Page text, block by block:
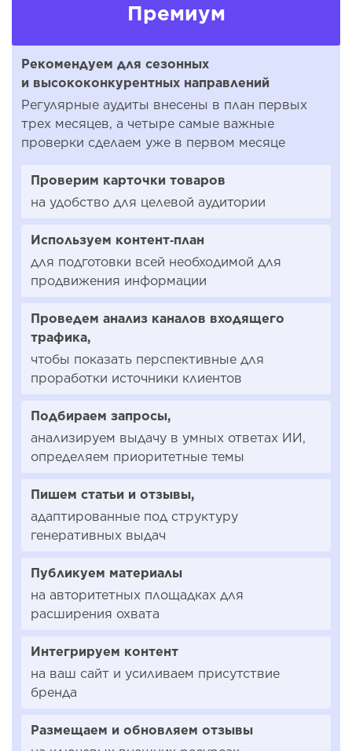
Премиум
Рекомендуем для сезонных
и высококонкурентных направлений
Регулярные аудиты внесены в план первых
трех месяцев, а четыре самые важные
проверки сделаем уже в первом месяце
Проверим карточки товаров
на удобство для целевой аудитории
Используем контент‑план
для подготовки всей необходимой для
продвижения информации
Проведем анализ каналов входящего
трафика,
чтобы показать перспективные для
проработки источники клиентов
Подбираем запросы,
анализируем выдачу в умных ответах ИИ,
определяем приоритетные темы
Пишем статьи и отзывы,
адаптированные под структуру
генеративных выдач
Публикуем материалы
на авторитетных площадках для
расширения охвата
Интегрируем контент
на ваш сайт и усиливаем присутствие
бренда
Размещаем и обновляем отзывы